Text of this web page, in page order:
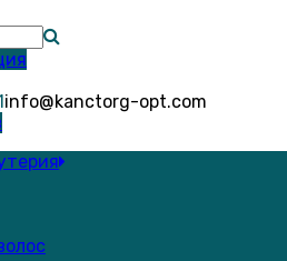
info@kanctorg-opt.com